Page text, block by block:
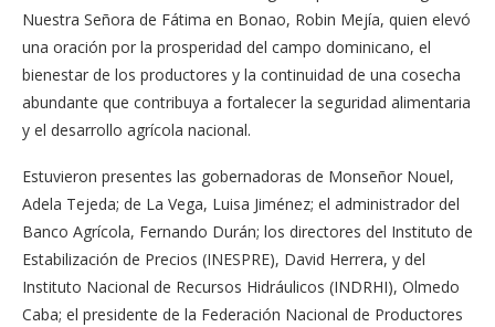
Nuestra Señora de Fátima en Bonao, Robin Mejía, quien elevó
una oración por la prosperidad del campo dominicano, el
bienestar de los productores y la continuidad de una cosecha
abundante que contribuya a fortalecer la seguridad alimentaria
y el desarrollo agrícola nacional.
Estuvieron presentes las gobernadoras de Monseñor Nouel,
Adela Tejeda; de La Vega, Luisa Jiménez; el administrador del
Banco Agrícola, Fernando Durán; los directores del Instituto de
Estabilización de Precios (INESPRE), David Herrera, y del
Instituto Nacional de Recursos Hidráulicos (INDRHI), Olmedo
Caba; el presidente de la Federación Nacional de Productores